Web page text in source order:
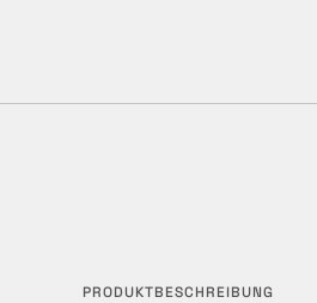
PRODUKTBESCHREIBUNG